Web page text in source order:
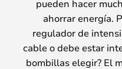
pueden hacer
ahorrar energía.
regulador de
cable o debe estar
bombillas elegir? El